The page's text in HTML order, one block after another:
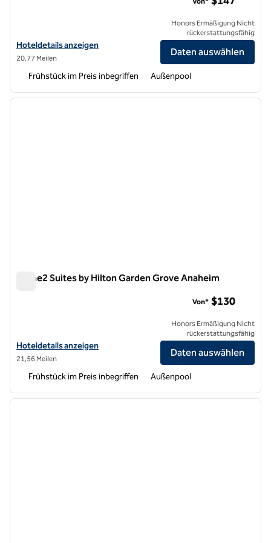
Hoteldetails für Homewood Suites by Hilton Anaheim-Main Gate
Hoteldetails anzeigen
20,77 Meilen
Honors Ermäßigung Nicht
rückerstattungsfähig
Daten auswählen
Frühstück im Preis inbegriffen Außenpool
1 von 12
Home2 Suites by Hilton Garden Grove Anaheim
Hoteldetails für Home2 Suites by Hilton Garden Grove Anaheim
Hoteldetails anzeigen
21,56 Meilen
Von* $130
Honors Ermäßigung Nicht
rückerstattungsfähig
Daten auswählen
Frühstück im Preis inbegriffen Außenpool
1 von 12